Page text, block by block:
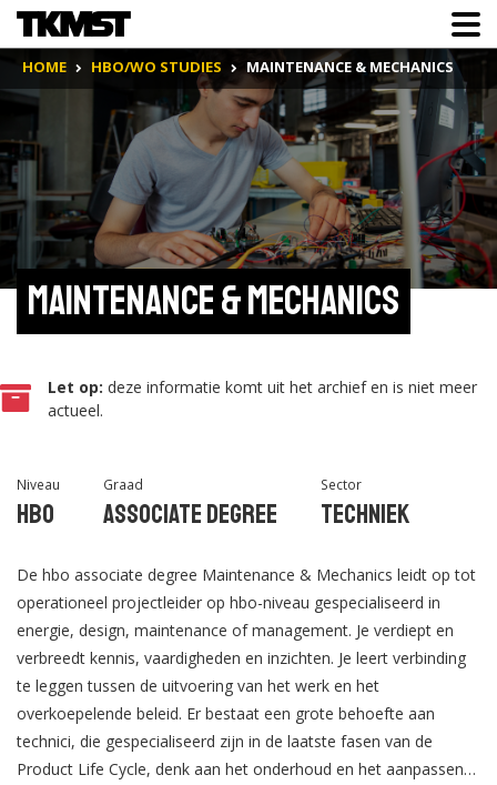
HOME HBO/WO STUDIES MAINTENANCE & MECHANICS
Maintenance & Mechanics
Let op: deze informatie komt uit het archief en is niet meer
actueel.
Niveau
Hbo
Graad
Associate degree
Sector
Techniek
De hbo associate degree Maintenance & Mechanics leidt op tot
operationeel projectleider op hbo-niveau gespecialiseerd in
energie, design, maintenance of management. Je verdiept en
verbreedt kennis, vaardigheden en inzichten. Je leert verbinding
te leggen tussen de uitvoering van het werk en het
overkoepelende beleid. Er bestaat een grote behoefte aan
technici, die gespecialiseerd zijn in de laatste fasen van de
Product Life Cycle, denk aan het onderhoud en het aanpassen